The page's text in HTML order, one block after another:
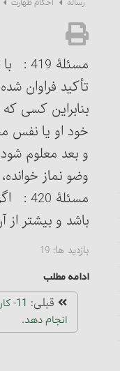
رساله احکام طهارت
تأکید فراوان
بنابراین کسی
خود او یا نفس
و بعد معلوم شود
وضو نماز
باشد و بیشتر از
بازدید ها: 19
ادامه مطلب
قبلی:
11-
انجام دهد.